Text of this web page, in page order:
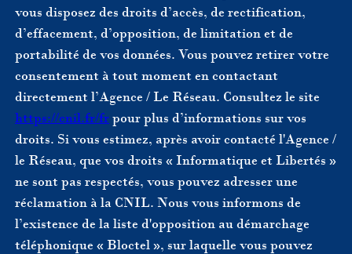
vous disposez des droits d’accès, de rectification,
d’effacement, d’opposition, de limitation et de
portabilité de vos données. Vous pouvez retirer votre
consentement à tout moment en contactant
directement l’Agence / Le Réseau. Consultez le site
https://cnil.fr/frpour plus d’informations sur vos
droits. Si vous estimez, après avoir contacté l'Agence /
le Réseau, que vos droits « Informatique et Libertés »
ne sont pas respectés, vous pouvez adresser une
réclamation à la CNIL. Nous vous informons de
l’existence de la liste d'opposition au démarchage
téléphonique « Bloctel », sur laquelle vous pouvez